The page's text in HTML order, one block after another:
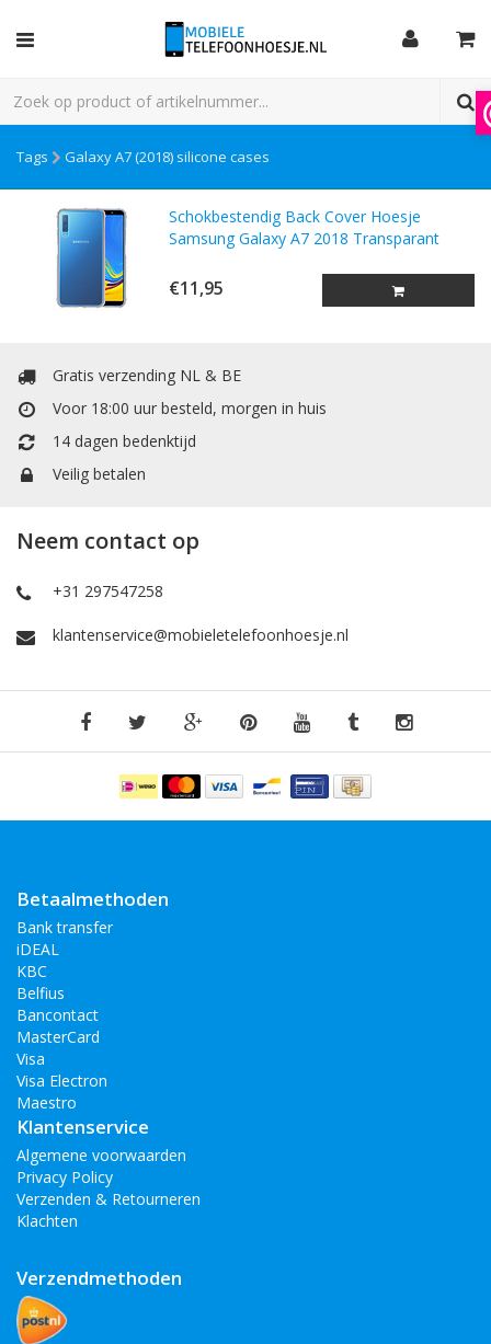
Tags Galaxy A7 (2018) silicone cases
Schokbestendig Back Cover Hoesje
Samsung Galaxy A7 2018 Transparant
€11,95
Gratis verzending NL & BE
Voor 18:00 uur besteld, morgen in huis
14 dagen bedenktijd
Veilig betalen
Neem contact op
+31 297547258
klantenservice@mobieletelefoonhoesje.nl
Betaalmethoden
Bank transfer
iDEAL
KBC
Belfius
Bancontact
MasterCard
Visa
Visa Electron
Maestro
Klantenservice
Algemene voorwaarden
Privacy Policy
Verzenden & Retourneren
Klachten
Verzendmethoden